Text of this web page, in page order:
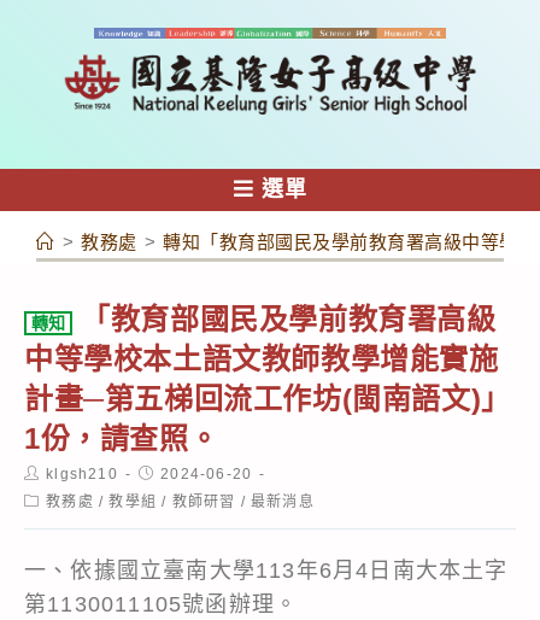
容
選單
> 教務處 > 轉知「教育部國民及學前教育署高級中等學
轉知
「教育部國民及學前教育署高級
中等學校本土語文教師教學增能實施
計畫─第五梯回流工作坊(閩南語文)」
1份，請查照。
Post
author:
klgsh210
Post
published:
2024-06-20
Post教務處 / 教學組 / 教師研習 / 最新消息
一、依據國立臺南大學113年6月4日南大本土字
第1130011105號函辦理。